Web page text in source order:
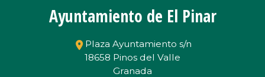
Ayuntamiento de El Pinar
Plaza Ayuntamiento s/n
18658 Pinos del Valle
Granada